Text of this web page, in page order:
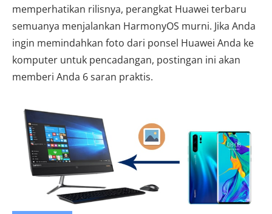
memperhatikan rilisnya, perangkat Huawei terbaru
semuanya menjalankan HarmonyOS murni. Jika Anda
ingin memindahkan foto dari ponsel Huawei Anda ke
komputer untuk pencadangan, postingan ini akan
memberi Anda 6 saran praktis.